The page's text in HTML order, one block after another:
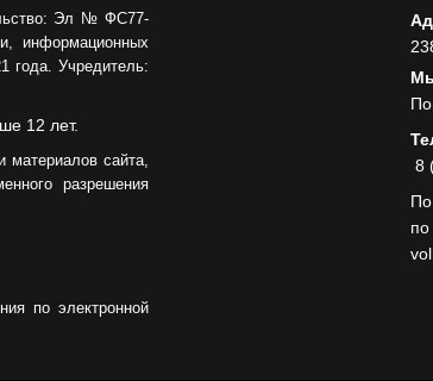
Эл № ФС77-
информационных
года. Учредитель:
12 лет.
материалов сайта,
разрешения
по электронной
8